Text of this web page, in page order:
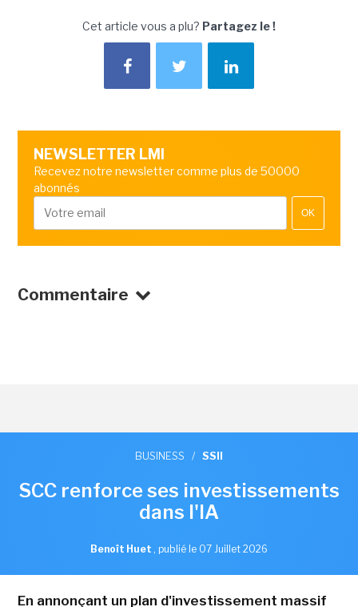
Cet article vous a plu? Partagez le !
NEWSLETTER LMI
Recevez notre newsletter comme plus de 50000
abonnés
OK
Commentaire
BUSINESS / SSII
SCC renforce ses investissements
dans l'IA
Benoît Huet , publié le 07 Juillet 2026
En annonçant un plan d'investissement massif